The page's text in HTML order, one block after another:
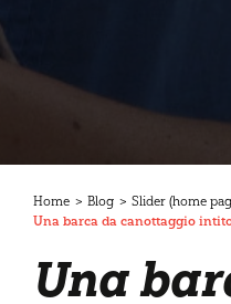
Home > Blog > Slider (home
Una barca da canottaggio
Una